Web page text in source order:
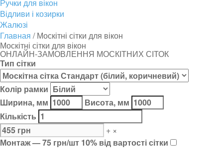
Ручки для вікон
Відливи і козирки
Жалюзі
Главная /Москітні сітки для вікон
Москітні сітки для вікон
ОНЛАЙН-ЗАМОВЛЕННЯ МОСКІТНИХ СІТОК
Тип сітки
Колір рамки
Ширина, мм
Висота, мм
Кількість
+ ×
Монтаж—75 грн/шт 10% від вартості сітки